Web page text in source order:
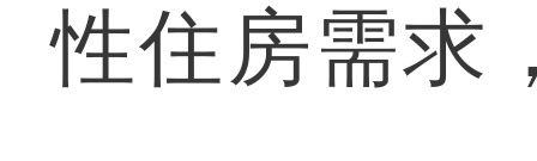
性住房需求